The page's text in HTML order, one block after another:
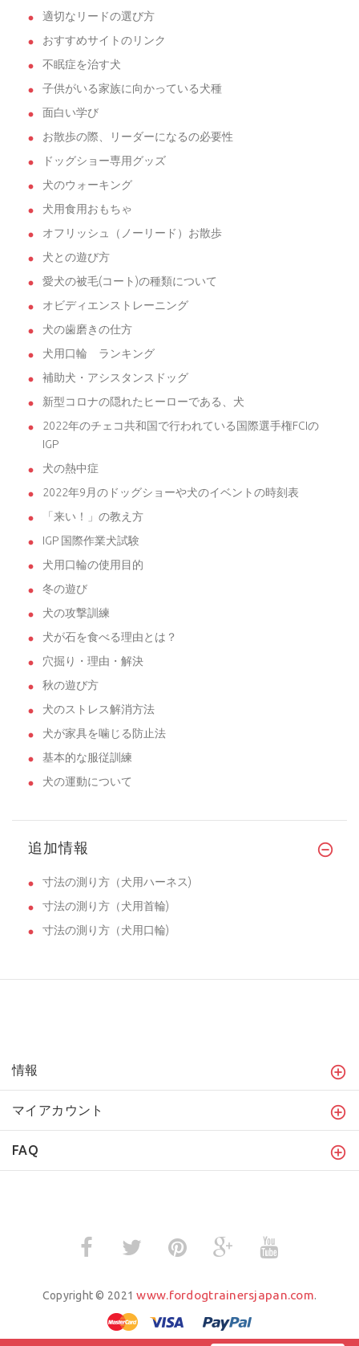
適切なリードの選び方
おすすめサイトのリンク
不眠症を治す犬
子供がいる家族に向かっている犬種
面白い学び
お散歩の際、リーダーになるの必要性
ドッグショー専用グッズ
犬のウォーキング
犬用食用おもちゃ
オフリッシュ（ノーリード）お散歩
犬との遊び方
愛犬の被毛(コート)の種類について
オビディエンストレーニング
犬の歯磨きの仕方
犬用口輪 ランキング
補助犬・アシスタンスドッグ
新型コロナの隠れたヒーローである、犬
2022年のチェコ共和国で行われている国際選手権FCIの
IGP
犬の熱中症
2022年9月のドッグショーや犬のイベントの時刻表
「来い！」の教え方
IGP 国際作業犬試験
犬用口輪の使用目的
冬の遊び
犬の攻撃訓練
犬が石を食べる理由とは？
穴掘り・理由・解決
秋の遊び方
犬のストレス解消方法
犬が家具を噛じる防止法
基本的な服従訓練
犬の運動について
追加情報
寸法の測り方（犬用ハーネス)
寸法の測り方（犬用首輪)
寸法の測り方（犬用口輪)
情報
マイアカウント
FAQ
Copyright © 2021www.fordogtrainersjapan.com.